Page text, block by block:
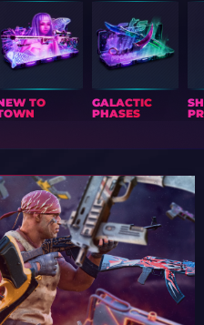
TO
GALACTIC
PHASES